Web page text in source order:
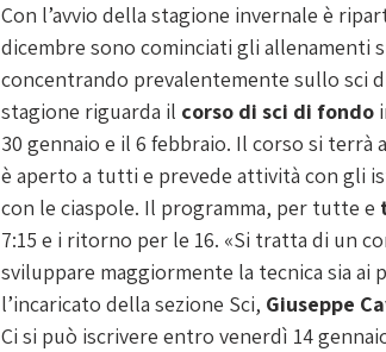
Con l’avvio della stagione invernale è
dicembre sono cominciati gli allenamenti
concentrando prevalentemente sullo sci
stagione riguarda il corso di sci di fondo
30 gennaio e il 6 febbraio. Il corso si
è aperto a tutti e prevede attività con gli
con le ciaspole. Il programma, per tutte e
7:15 e i ritorno per le 16. «Si tratta di un
sviluppare maggiormente la tecnica sia ai
l’incaricato della sezione Sci, Giuseppe
Ci si può iscrivere entro venerdì 14